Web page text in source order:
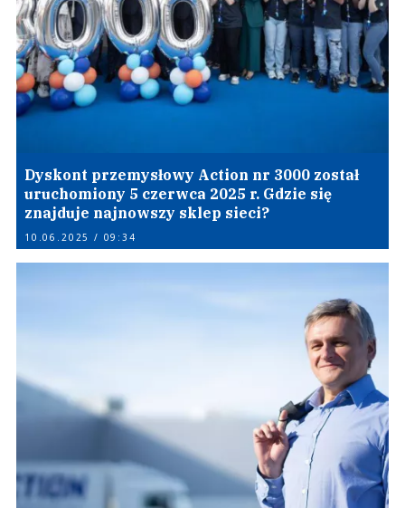
Dyskont przemysłowy Action nr 3000 został
uruchomiony 5 czerwca 2025 r. Gdzie się
znajduje najnowszy sklep sieci?
10.06.2025 / 09:34